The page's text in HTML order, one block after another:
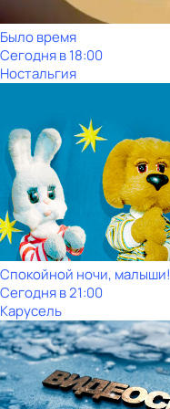
Было время
Сегодня в 18:00
Ностальгия
Спокойной ночи, малыши!
Сегодня в 21:00
Карусель